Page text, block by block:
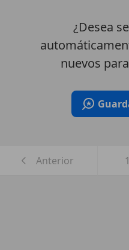
¿Desea
nuevos
Anterior 1